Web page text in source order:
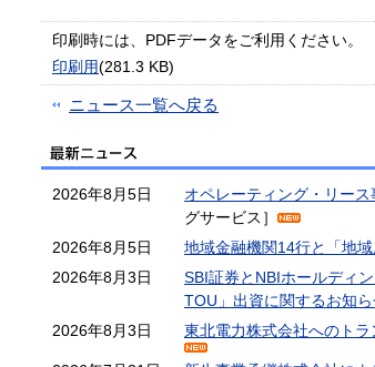
印刷時には、PDFデータをご利用ください。
印刷用(281.3 KB)
ニュース一覧へ戻る
2026年8月5日 オペレーティング・リー
グサービス］
2026年8月5日
地域金融機関14行と「地
2026年8月3日
SBI証券とNBIホールディ
TOU」出資に関するお知
2026年8月3日
東北電力株式会社へのト